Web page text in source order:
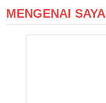
MENGENAI SAYA